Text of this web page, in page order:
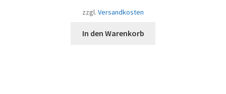
zzgl. Versandkosten
In den Warenkorb